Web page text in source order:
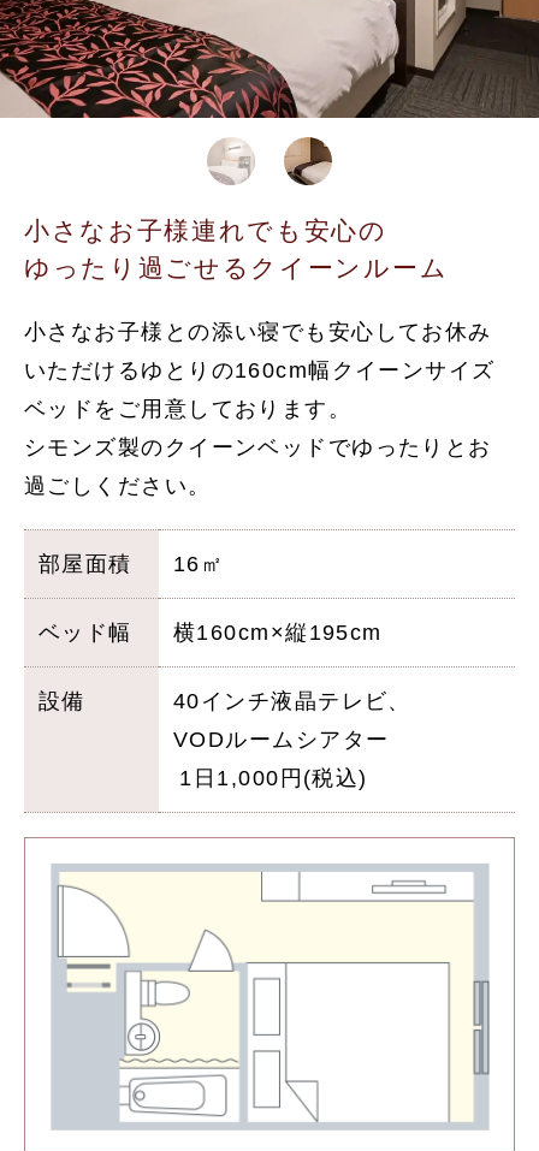
小さなお子様連れでも安心の
ゆったり過ごせるクイーンルーム
小さなお子様との添い寝でも安心してお休み
いただけるゆとりの160cm幅クイーンサイズ
ベッドをご用意しております。
シモンズ製のクイーンベッドでゆったりとお
過ごしください。
部屋面積 16㎡
ベッド幅 横160cm×縦195cm
設備
40インチ液晶テレビ、
VODルームシアター
1日1,000円(税込)